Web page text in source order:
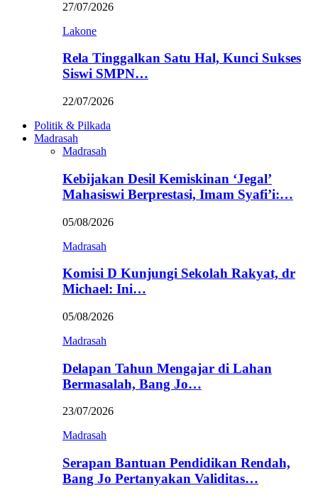
27/07/2026
Lakone
Rela Tinggalkan Satu Hal, Kunci Sukses
Siswi SMPN…
22/07/2026
Politik & Pilkada
Madrasah
Madrasah
Kebijakan Desil Kemiskinan ‘Jegal’
Mahasiswi Berprestasi, Imam Syafi’i:…
05/08/2026
Madrasah
Komisi D Kunjungi Sekolah Rakyat, dr
Michael: Ini…
05/08/2026
Madrasah
Delapan Tahun Mengajar di Lahan
Bermasalah, Bang Jo…
23/07/2026
Madrasah
Serapan Bantuan Pendidikan Rendah,
Bang Jo Pertanyakan Validitas…